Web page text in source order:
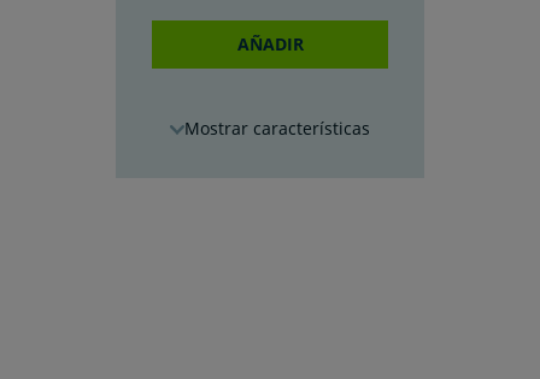
AÑADIR
características